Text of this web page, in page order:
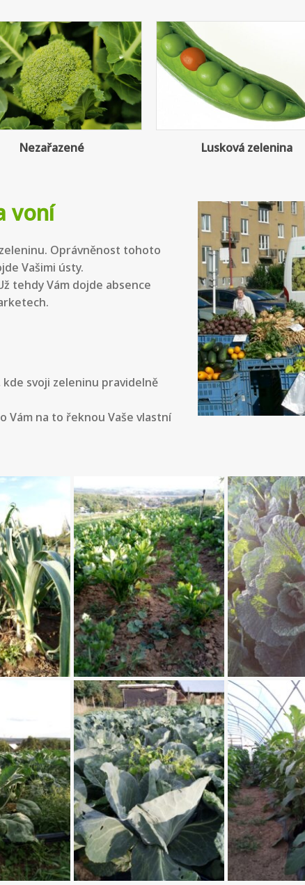
Lusková zelenina Listová zelenina
voní
Oprávněnost tohoto
Vašimi ústy.
tehdy Vám dojde absence
kde svoji zeleninu pravidelně
Vám na to řeknou Vaše vlastní